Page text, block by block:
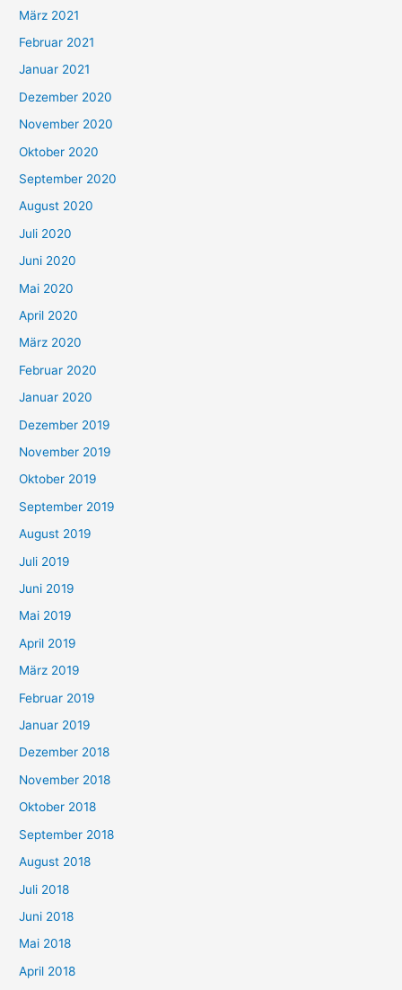
März 2021
Februar 2021
Januar 2021
Dezember 2020
November 2020
Oktober 2020
September 2020
August 2020
Juli 2020
Juni 2020
Mai 2020
April 2020
März 2020
Februar 2020
Januar 2020
Dezember 2019
November 2019
Oktober 2019
September 2019
August 2019
Juli 2019
Juni 2019
Mai 2019
April 2019
März 2019
Februar 2019
Januar 2019
Dezember 2018
November 2018
Oktober 2018
September 2018
August 2018
Juli 2018
Juni 2018
Mai 2018
April 2018